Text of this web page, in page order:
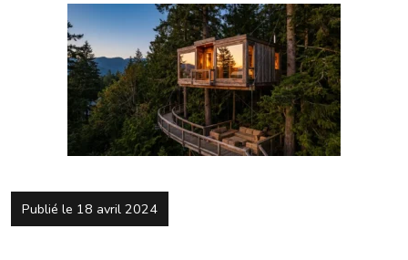
Publié le 18 avril 2024